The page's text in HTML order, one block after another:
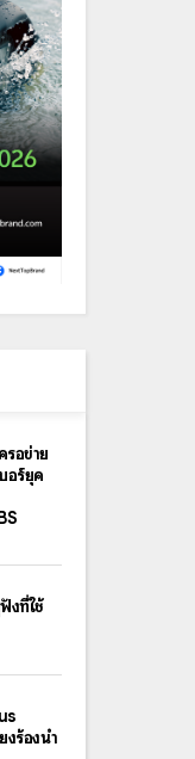
รือข่าย
อร์ยุค
งที่ใช้
งร้องนำ